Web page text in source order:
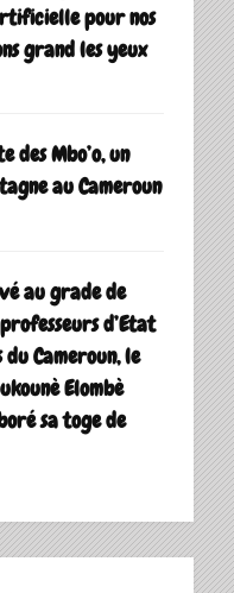
pour nos
grand les yeux
des Mbo’o, un
au Cameroun
au grade de
d’Etat
Cameroun, le
Elombè
sa toge de